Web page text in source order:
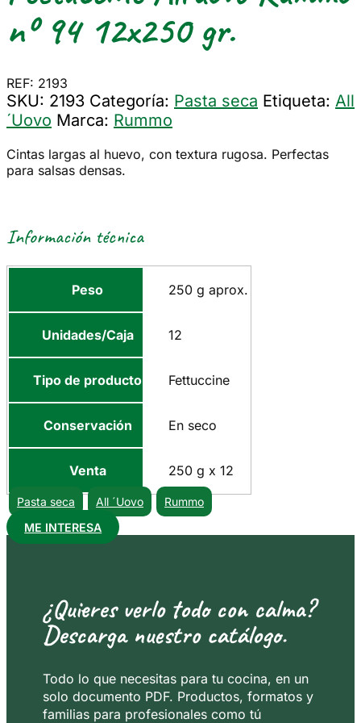
nº 94 12x250 gr.
REF: 2193
SKU: 2193 Categoría: Pasta seca Etiqueta: All
´Uovo Marca: Rummo
Cintas largas al huevo, con textura rugosa. Perfectas
para salsas densas.
Información técnica
Peso 250 g aprox.
Unidades/Caja 12
Tipo de producto Fettuccine
Conservación En seco
Venta 250 g x 12
Pasta seca All ´Uovo
Rummo
ME INTERESA
¿Quieres verlo todo con calma?
Descarga nuestro catálogo.
Todo lo que necesitas para tu cocina, en un
solo documento PDF. Productos, formatos y
familias para profesionales como tú